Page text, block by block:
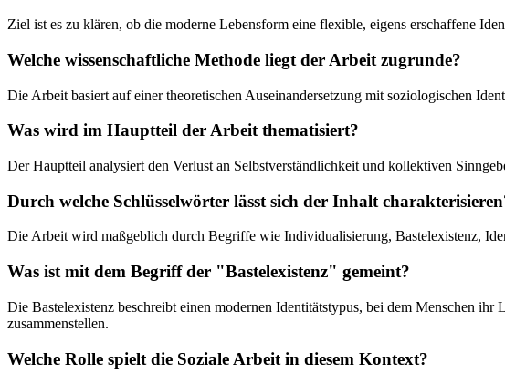
Ziel ist es zu klären, ob die moderne Lebensform eine flexible, eigens erschaffene
Welche wissenschaftliche Methode liegt der Arbeit zugrunde?
Die Arbeit basiert auf einer theoretischen Auseinandersetzung mit soziologischen
Was wird im Hauptteil der Arbeit thematisiert?
Der Hauptteil analysiert den Verlust an Selbstverständlichkeit und kollektiven
Durch welche Schlüsselwörter lässt sich der Inhalt
Die Arbeit wird maßgeblich durch Begriffe wie Individualisierung, Bastelexistenz,
Was ist mit dem Begriff der "Bastelexistenz" gemeint?
Die Bastelexistenz beschreibt einen modernen Identitätstypus, bei dem Menschen
zusammenstellen.
Welche Rolle spielt die Soziale Arbeit in diesem Kontext?